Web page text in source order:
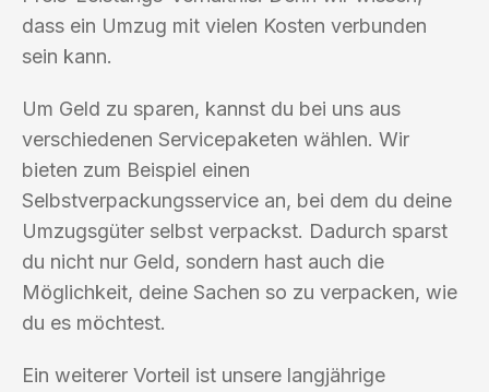
dass ein Umzug mit vielen Kosten verbunden
sein kann.
Um Geld zu sparen, kannst du bei uns aus
verschiedenen Servicepaketen wählen. Wir
bieten zum Beispiel einen
Selbstverpackungsservice an, bei dem du deine
Umzugsgüter selbst verpackst. Dadurch sparst
du nicht nur Geld, sondern hast auch die
Möglichkeit, deine Sachen so zu verpacken, wie
du es möchtest.
Ein weiterer Vorteil ist unsere langjährige